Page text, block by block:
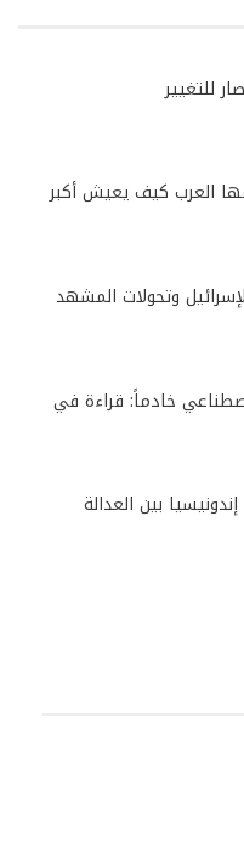
للتغيير
العرب كيف يعيش أكبر
وتحولات المشهد
خادماً: قراءة في
بين العدالة